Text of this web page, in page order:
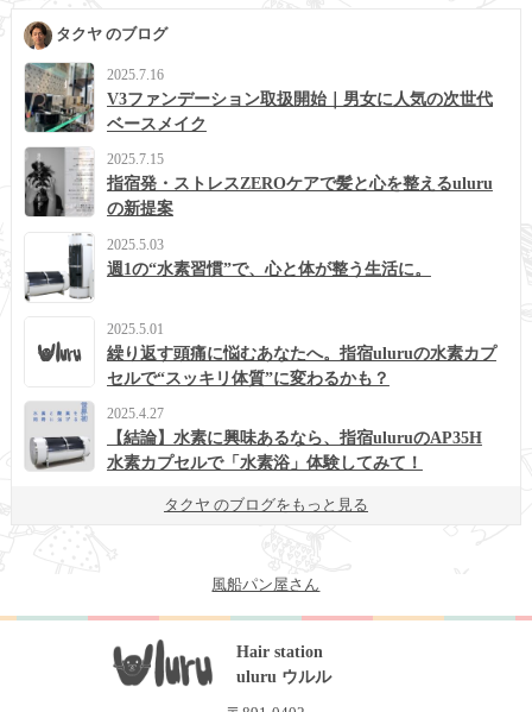
タクヤ のブログ
2025.7.16
V3ファンデーション取扱開始｜男女に人気の次世代
ベースメイク
2025.7.15
指宿発・ストレスZEROケアで髪と心を整えるuluru
の新提案
2025.5.03
週1の“水素習慣”で、心と体が整う生活に。
2025.5.01
繰り返す頭痛に悩むあなたへ。指宿uluruの水素カプ
セルで“スッキリ体質”に変わるかも？
2025.4.27
【結論】水素に興味あるなら、指宿uluruのAP35H
水素カプセルで「水素浴」体験してみて！
タクヤ のブログをもっと見る
風船パン屋さん
Hair station
uluru ウルル